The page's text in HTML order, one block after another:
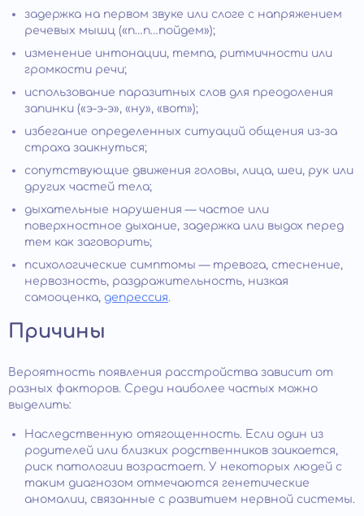
задержка на первом звуке или слоге с напряжением
речевых мышц («п…п…пойдем»);
изменение интонации, темпа, ритмичности или
громкости речи;
использование паразитных слов для преодоления
запинки («э-э-э», «ну», «вот»);
избегание определенных ситуаций общения из-за
страха заикнуться;
сопутствующие движения головы, лица, шеи, рук или
других частей тела;
дыхательные нарушения — частое или
поверхностное дыхание, задержка или выдох перед
тем как заговорить;
психологические симптомы — тревога, стеснение,
нервозность, раздражительность, низкая
самооценка, депрессия.
Причины
Вероятность появления расстройства зависит от
разных факторов. Среди наиболее частых можно
выделить:
Наследственную отягощенность. Если один из
родителей или близких родственников заикается,
риск патологии возрастает. У некоторых людей с
таким диагнозом отмечаются генетические
аномалии, связанные с развитием нервной системы.